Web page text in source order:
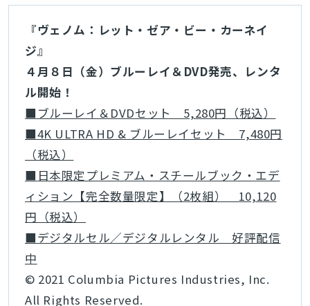
『ヴェノム：レット・ゼア・ビー・カーネイ
ジ』
４月８日（金）ブルーレイ＆DVD発売、レンタ
ル開始！
■ブルーレイ＆DVDセット 5,280円（税込）
■4K ULTRA HD & ブルーレイセット 7,480円
（税込）
■日本限定プレミアム・スチールブック・エデ
ィション【完全数量限定】（2枚組） 10,120
円（税込）
■デジタルセル／デジタルレンタル 好評配信
中
© 2021 Columbia Pictures Industries, Inc.
All Rights Reserved.